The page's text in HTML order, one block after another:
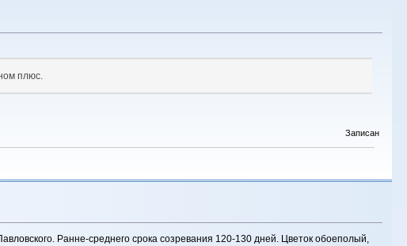
плюс.
Записан
Ранне-среднего срока созревания 120-130 дней. Цветок обоеполый,